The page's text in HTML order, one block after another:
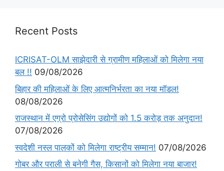
Recent Posts
ICRISAT-OLM साझेदारी से ग्रामीण महिलाओं को मिलेगा नया
बल !! 09/08/2026
बिहार की महिलाओं के लिए आत्मनिर्भरता का नया मॉडल!
08/08/2026
राजस्थान में एग्रो प्रोसेसिंग उद्योगों को 1.5 करोड़ तक अनुदान!
07/08/2026
स्वदेशी नस्ल पालकों को मिलेगा राष्ट्रीय सम्मान! 07/08/2026
गोबर और पराली से बनेगी गैस, किसानों को मिलेगा नया बाजार!